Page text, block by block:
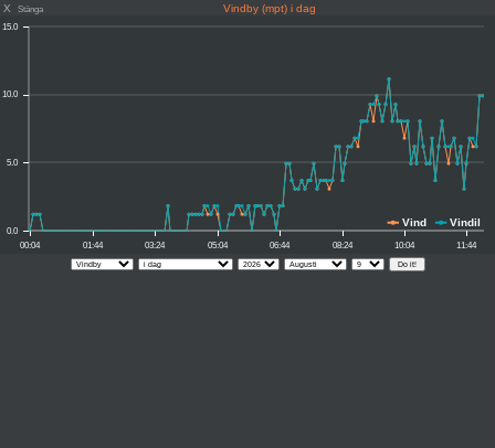
X Stänga Vindby (mpt) i dag